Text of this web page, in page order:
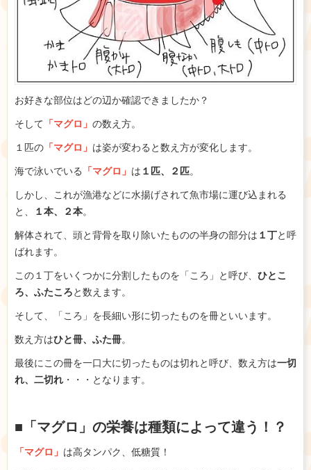
お好きな部位はどの辺か確認できましたか？
そして 「マグロ」 の数え方。
１匹の 「マグロ」 は姿が変わると数え方が変化します。
海で泳いでいる 「マグロ」 は １匹、２匹。
しかし、これが漁港などに水揚げされて魚市場に運び込まれる
と、
１本、２本。
解体されて、頭と背骨を取り除いたものの半身の部分は １丁と呼
ばれます。
この１丁をいくつかに分割したものを「ころ」と呼び、 ひとこ
ろ、ふたころと数えます。
そして、「ころ」を長細い形に切ったものを冊といいます。
数え方はひと冊、ふた冊。
最後にこの冊を一口大に切ったものは切れと呼び、数え方は一切
れ、二切れ ・・・となります。
■「マグロ」の栄養は種類によって違う！？
「マグロ」 は高タンパク、低糖質！